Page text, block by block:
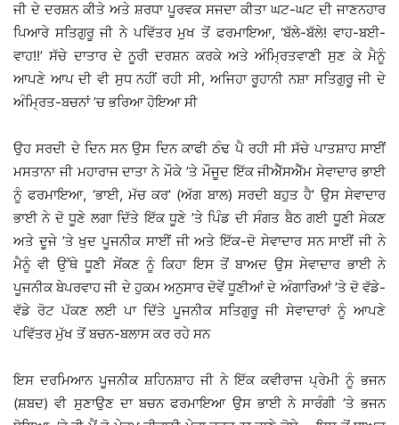
ਜੀ ਦੇ ਦਰਸ਼ਨ ਕੀਤੇ ਅਤੇ ਸ਼ਰਧਾ ਪੂਰਵਕ ਸਜਦਾ ਕੀਤਾ ਘਟ-ਘਟ ਦੀ ਜਾਣਨਹਾਰ
ਪਿਆਰੇ ਸਤਿਗੁਰੂ ਜੀ ਨੇ ਪਵਿੱਤਰ ਮੁਖ ਤੋਂ ਫਰਮਾਇਆ, ‘ਬੱਲੇ-ਬੱਲੇ! ਵਾਹ-ਬਈ-
ਵਾਹ!!’ ਸੱਚੇ ਦਾਤਾਰ ਦੇ ਨੂਰੀ ਦਰਸ਼ਨ ਕਰਕੇ ਅਤੇ ਅੰਮ੍ਰਿਤਵਾਣੀ ਸੁਣ ਕੇ ਮੈਨੂੰ
ਆਪਣੇ ਆਪ ਦੀ ਵੀ ਸੁਧ ਨਹੀਂ ਰਹੀ ਸੀ, ਅਜਿਹਾ ਰੂਹਾਨੀ ਨਸ਼ਾ ਸਤਿਗੁਰੂ ਜੀ ਦੇ
ਅੰਮ੍ਰਿਤ-ਬਚਨਾਂ ’ਚ ਭਰਿਆ ਹੋਇਆ ਸੀ
ਉਹ ਸਰਦੀ ਦੇ ਦਿਨ ਸਨ ਉਸ ਦਿਨ ਕਾਫੀ ਠੰਢ ਪੈ ਰਹੀ ਸੀ ਸੱਚੇ ਪਾਤਸ਼ਾਹ ਸਾਈਂ
ਮਸਤਾਨਾ ਜੀ ਮਹਾਰਾਜ ਦਾਤਾ ਨੇ ਮੌਕੇ ’ਤੇ ਮੌਜੂਦ ਇੱਕ ਜੀਐੱਸਐੱਮ ਸੇਵਾਦਾਰ ਭਾਈ
ਨੂੰ ਫਰਮਾਇਆ, ‘ਭਾਈ, ਮੱਚ ਕਰ’ (ਅੱਗ ਬਾਲ) ਸਰਦੀ ਬਹੁਤ ਹੈ’ ਉਸ ਸੇਵਾਦਾਰ
ਭਾਈ ਨੇ ਦੋ ਧੂਣੇ ਲਗਾ ਦਿੱਤੇ ਇੱਕ ਧੂਣੇ ’ਤੇ ਪਿੰਡ ਦੀ ਸੰਗਤ ਬੈਠ ਗਈ ਧੂਣੀ ਸੇਕਣ
ਅਤੇ ਦੂਜੇ ’ਤੇ ਖੁਦ ਪੂਜਨੀਕ ਸਾਈਂ ਜੀ ਅਤੇ ਇੱਕ-ਦੋ ਸੇਵਾਦਾਰ ਸਨ ਸਾਈਂ ਜੀ ਨੇ
ਮੈਨੂੰ ਵੀ ਉੱਥੇ ਧੂਣੀ ਸੇਂਕਣ ਨੂੰ ਕਿਹਾ ਇਸ ਤੋਂ ਬਾਅਦ ਉਸ ਸੇਵਾਦਾਰ ਭਾਈ ਨੇ
ਪੂਜਨੀਕ ਬੇਪਰਵਾਹ ਜੀ ਦੇ ਹੁਕਮ ਅਨੁਸਾਰ ਦੋਵੇਂ ਧੂਣੀਆਂ ਦੇ ਅੰਗਾਰਿਆਂ ’ਤੇ ਦੋ ਵੱਡੇ-
ਵੱਡੇ ਰੋਟ ਪੱਕਣ ਲਈ ਪਾ ਦਿੱਤੇ ਪੂਜਨੀਕ ਸਤਿਗੁਰੂ ਜੀ ਸੇਵਾਦਾਰਾਂ ਨੂੰ ਆਪਣੇ
ਪਵਿੱਤਰ ਮੁੱਖ ਤੋਂ ਬਚਨ-ਬਲਾਸ ਕਰ ਰਹੇ ਸਨ
ਇਸ ਦਰਮਿਆਨ ਪੂਜਨੀਕ ਸ਼ਹਿਨਸ਼ਾਹ ਜੀ ਨੇ ਇੱਕ ਕਵੀਰਾਜ ਪ੍ਰੇਮੀ ਨੂੰ ਭਜਨ
(ਸ਼ਬਦ) ਵੀ ਸੁਣਾਉਣ ਦਾ ਬਚਨ ਫਰਮਾਇਆ ਉਸ ਭਾਈ ਨੇ ਸਾਰੰਗੀ ’ਤੇ ਭਜਨ